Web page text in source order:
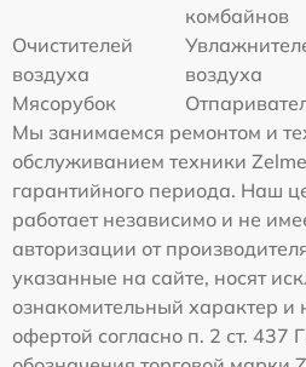
комбайнов
Очистителей
воздуха
воздуха
Мясорубок
Мы занимаемся ремонтом и
обслуживанием техники
гарантийного периода. Наш
работает независимо и не
авторизации от
указанные на сайте, носят
ознакомительный характер и
офертой согласно п. 2 ст.